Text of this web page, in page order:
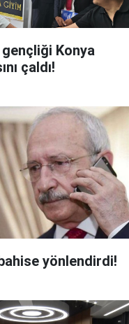
Konya
çaldı!
yönlendirdi!